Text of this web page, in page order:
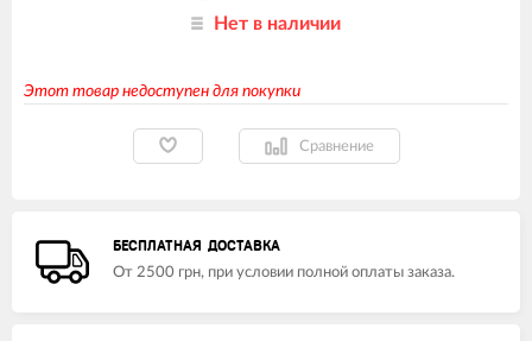
Нет в наличии
Этот товар недоступен для покупки
Сравнение
БЕСПЛАТНАЯ ДОСТАВКА
От 2500 грн, при условии полной оплаты заказа.